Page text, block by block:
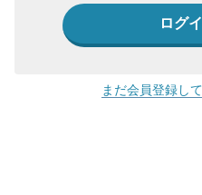
まだ会員登録し